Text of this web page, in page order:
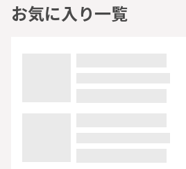
お気に入り一覧